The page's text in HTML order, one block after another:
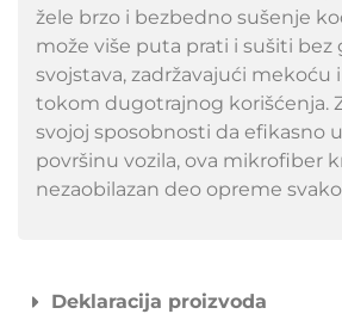
žele brzo i bezbedno sušenje
može više puta prati i sušiti bez
svojstava, zadržavajući mekoću
tokom dugotrajnog korišćenja.
svojoj sposobnosti da efikasno
površinu vozila, ova mikrofiber
nezaobilazan deo opreme
Deklaracija proizvoda